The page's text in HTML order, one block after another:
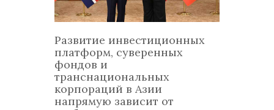
Развитие инвестиционных
платформ, суверенных
фондов и
транснациональных
корпораций в Азии
напрямую зависит от